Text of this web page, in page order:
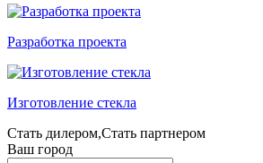
Разработка проекта
Изготовление стекла
Стать дилером,Стать партнером
Ваш город